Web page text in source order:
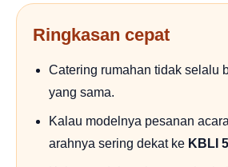
Ringkasan cepat
Catering rumahan tidak selalu
yang sama.
Kalau modelnya pesanan
arahnya sering dekat ke KBLI